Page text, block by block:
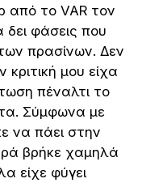
από το VAR τον
δει φάσεις που
πρασίνων. Δεν
μου είχα
πέναλτι το
Σύμφωνα με
να πάει στην
βρήκε χαμηλά
είχε φύγει